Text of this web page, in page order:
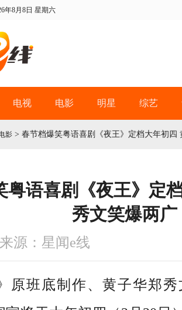
年8月8日 星期六
电视 电影 明星 综艺
影 > 春节档爆笑粤语喜剧《夜王》定档大年初四
粤语喜剧《夜王》定
秀文笑爆两广
源：星闻e线
原班底制作、黄子华郑